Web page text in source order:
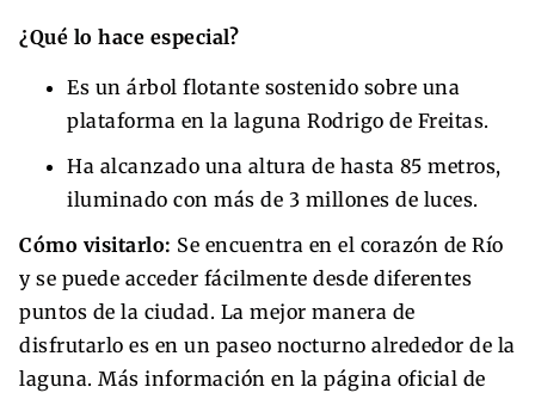
¿Qué lo hace especial?
Es un árbol flotante sostenido sobre una
plataforma en la laguna Rodrigo de Freitas.
Ha alcanzado una altura de hasta 85 metros,
iluminado con más de 3 millones de luces.
Cómo visitarlo: Se encuentra en el corazón de Río
y se puede acceder fácilmente desde diferentes
puntos de la ciudad. La mejor manera de
disfrutarlo es en un paseo nocturno alrededor de la
laguna. Más información en la página oficial de